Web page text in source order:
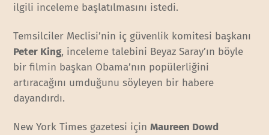
ilgili inceleme başlatılmasını istedi.
Temsilciler Meclisi’nin iç güvenlik komitesi başkanı
Peter King, inceleme talebini Beyaz Saray’ın böyle
bir filmin başkan Obama’nın popülerliğini
artıracağını umduğunu söyleyen bir habere
dayandırdı.
New York Times gazetesi içinMaureen Dowd